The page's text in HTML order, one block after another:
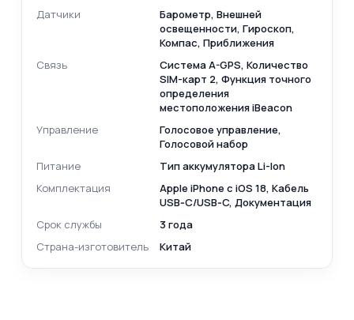
Датчики
Барометр, Внешней
освещенности, Гироскоп,
Компас, Приближения
Связь
Cистема A-GPS, Количество
SIM-карт 2, Функция точного
определения
местоположения iBeacon
Управление
Голосовое управление,
Голосовой набор
Питание
Тип аккумулятора Li-Ion
Комплектация
Apple iPhone с iOS 18, Кабель
USB‑C/USB‑C, Документация
Срок службы
3 года
Страна-изготовитель
Китай